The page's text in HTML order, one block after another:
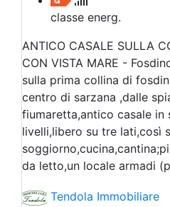
classe energ.
ANTICO CASALE SULLA
CON VISTA MARE -
sulla prima collina di
centro di sarzana ,dalle
fiumaretta,antico casale in
livelli,libero su tre lati,così
da letto,un locale armadi
Tendola Immobiliare